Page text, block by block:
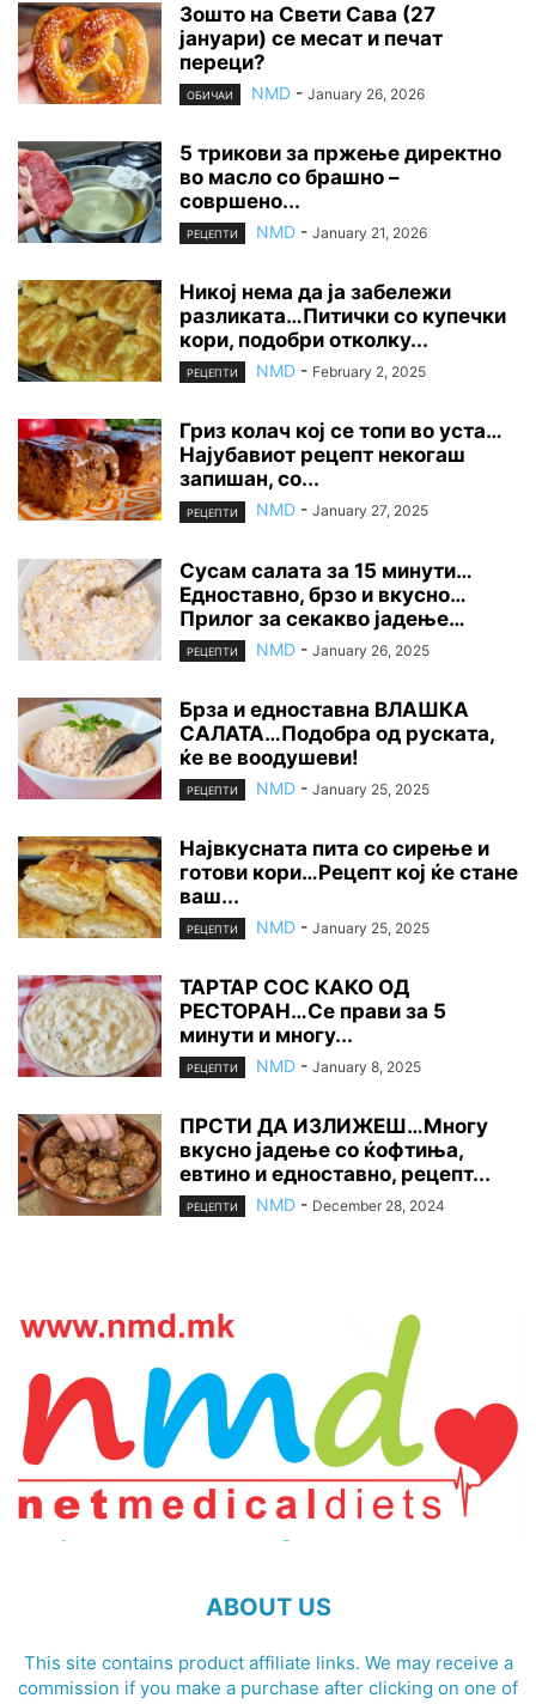
Зошто на Свети Сава (27
јануари) се месат и печат
переци?
ОБИЧАИ NMD - January 26, 2026
5 трикови за пржење директно
во масло со брашно –
совршено...
РЕЦЕПТИ NMD - January 21, 2026
Никој нема да ја забележи
разликата…Питички со купечки
кори, подобри отколку...
РЕЦЕПТИ NMD - February 2, 2025
Гриз колач кој се топи во уста…
Најубавиот рецепт некогаш
запишан, со...
РЕЦЕПТИ NMD - January 27, 2025
Сусам салата за 15 минути…
Едноставно, брзо и вкусно…
Прилог за секакво јадење…
РЕЦЕПТИ NMD - January 26, 2025
Брза и едноставна ВЛАШКА
САЛАТА…Подобра од руската,
ќе ве воодушеви!
РЕЦЕПТИ NMD - January 25, 2025
Највкусната пита со сирење и
готови кори…Рецепт кој ќе стане
ваш...
РЕЦЕПТИ NMD - January 25, 2025
ТАРТАР СОС КАКО ОД
РЕСТОРАН…Се прави за 5
минути и многу...
РЕЦЕПТИ NMD - January 8, 2025
ПРСТИ ДА ИЗЛИЖЕШ…Многу
вкусно јадење со ќофтиња,
евтино и едноставно, рецепт...
РЕЦЕПТИ NMD - December 28, 2024
ABOUT US
This site contains product affiliate links. We may receive a
commission if you make a purchase after clicking on one of